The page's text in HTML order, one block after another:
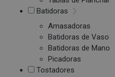
Batidoras
Amasadoras
Batidoras de Vaso
Batidoras de Mano
Picadoras
Tostadores